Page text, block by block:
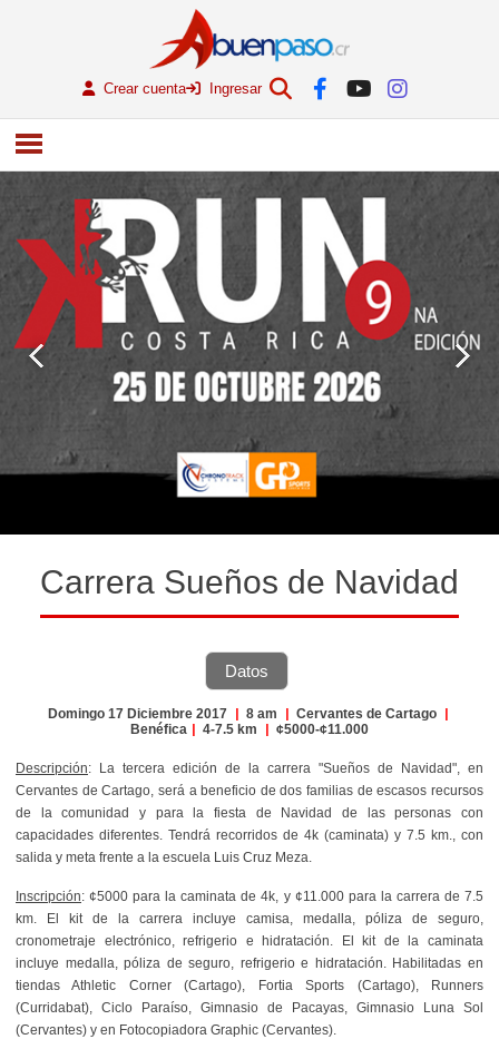
Crear cuenta Ingresar
Carrera Sueños de Navidad
Datos
Domingo 17 Diciembre 2017 | 8 am | Cervantes de Cartago |
Benéfica | 4-7.5 km | ¢5000-¢11.000
Descripción: La tercera edición de la carrera "Sueños de Navidad", en
Cervantes de Cartago, será a beneficio de dos familias de escasos recursos
de la comunidad y para la fiesta de Navidad de las personas con
capacidades diferentes. Tendrá recorridos de 4k (caminata) y 7.5 km., con
salida y meta frente a la escuela Luis Cruz Meza.
Inscripción: ¢5000 para la caminata de 4k, y ¢11.000 para la carrera de 7.5
km. El kit de la carrera incluye camisa, medalla, póliza de seguro,
cronometraje electrónico, refrigerio e hidratación. El kit de la caminata
incluye medalla, póliza de seguro, refrigerio e hidratación. Habilitadas en
tiendas Athletic Corner (Cartago), Fortia Sports (Cartago), Runners
(Curridabat), Ciclo Paraíso, Gimnasio de Pacayas, Gimnasio Luna Sol
(Cervantes) y en Fotocopiadora Graphic (Cervantes).